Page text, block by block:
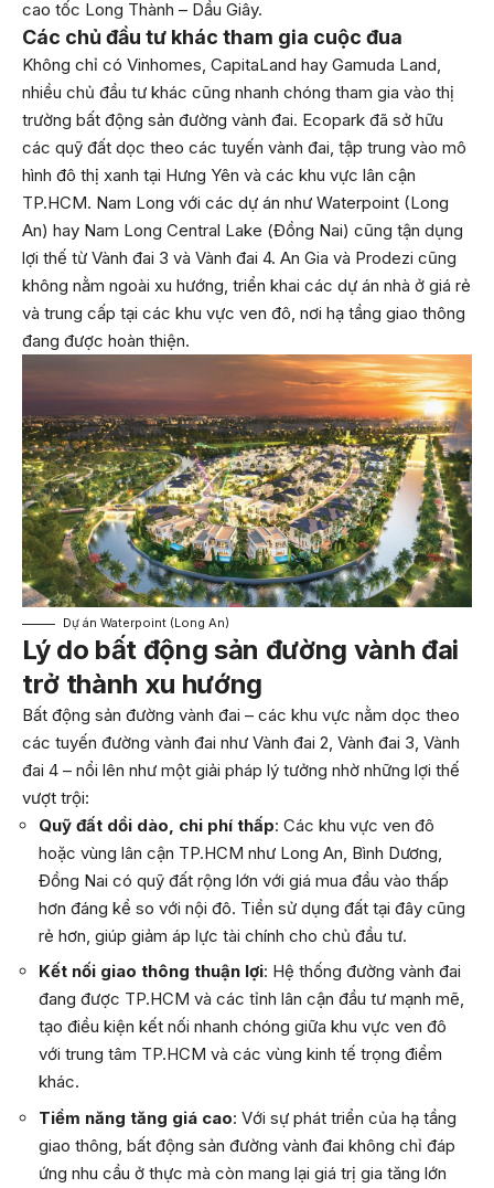
cao tốc Long Thành – Dầu Giây.
Các chủ đầu tư khác tham gia cuộc đua
Không chỉ có Vinhomes, CapitaLand hay Gamuda Land,
nhiều chủ đầu tư khác cũng nhanh chóng tham gia vào thị
trường bất động sản đường vành đai. Ecopark đã sở hữu
các quỹ đất dọc theo các tuyến vành đai, tập trung vào mô
hình đô thị xanh tại Hưng Yên và các khu vực lân cận
TP.HCM. Nam Long với các dự án như Waterpoint (Long
An) hay Nam Long Central Lake (Đồng Nai) cũng tận dụng
lợi thế từ Vành đai 3 và Vành đai 4. An Gia và Prodezi cũng
không nằm ngoài xu hướng, triển khai các dự án nhà ở giá rẻ
và trung cấp tại các khu vực ven đô, nơi hạ tầng giao thông
đang được hoàn thiện.
Dự án Waterpoint (Long An)
Lý do bất động sản đường vành đai
trở thành xu hướng
Bất động sản đường vành đai – các khu vực nằm dọc theo
các tuyến đường vành đai như Vành đai 2, Vành đai 3, Vành
đai 4 – nổi lên như một giải pháp lý tưởng nhờ những lợi thế
vượt trội:
Quỹ đất dồi dào, chi phí thấp: Các khu vực ven đô
hoặc vùng lân cận TP.HCM như Long An, Bình Dương,
Đồng Nai có quỹ đất rộng lớn với giá mua đầu vào thấp
hơn đáng kể so với nội đô. Tiền sử dụng đất tại đây cũng
rẻ hơn, giúp giảm áp lực tài chính cho chủ đầu tư.
Kết nối giao thông thuận lợi: Hệ thống đường vành đai
đang được TP.HCM và các tỉnh lân cận đầu tư mạnh mẽ,
tạo điều kiện kết nối nhanh chóng giữa khu vực ven đô
với trung tâm TP.HCM và các vùng kinh tế trọng điểm
khác.
Tiềm năng tăng giá cao: Với sự phát triển của hạ tầng
giao thông, bất động sản đường vành đai không chỉ đáp
ứng nhu cầu ở thực mà còn mang lại giá trị gia tăng lớn